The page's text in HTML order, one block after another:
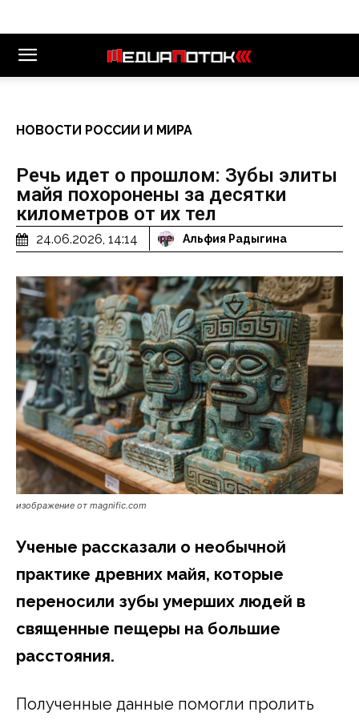
НОВОСТИ РОССИИ И МИРА
Речь идет о прошлом: Зубы элиты
майя похоронены за десятки
километров от их тел
24.06.2026, 14:14 Альфия Радыгина
изображение от magnific.сom
Ученые рассказали о необычной
практике древних майя, которые
переносили зубы умерших людей в
священные пещеры на большие
расстояния.
Полученные данные помогли пролить